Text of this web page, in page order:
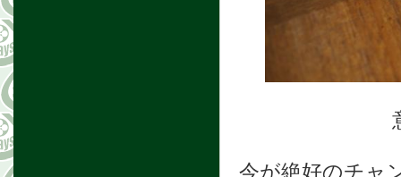
今が絶好のチャ